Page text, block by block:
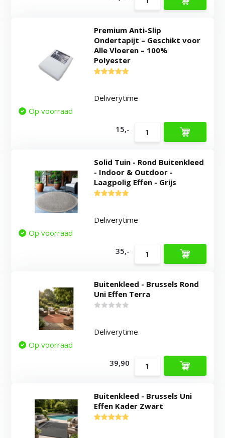
Premium Anti-Slip
Ondertapijt – Geschikt voor
Alle Vloeren – 100%
Polyester
Deliverytime
Op voorraad
15,-
Solid Tuin - Rond Buitenkleed
- Indoor & Outdoor -
Laagpolig Effen - Grijs
Deliverytime
Op voorraad
35,-
Buitenkleed - Brussels Rond
Uni Effen Terra
Deliverytime
Op voorraad
39,90
Buitenkleed - Brussels Uni
Effen Kader Zwart